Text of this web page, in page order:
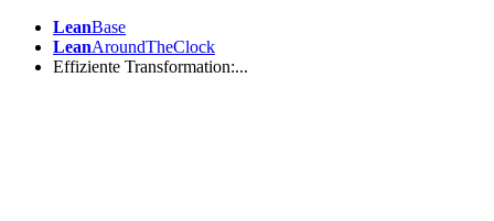
LeanBase
LeanAroundTheClock
Effiziente Transformation:...